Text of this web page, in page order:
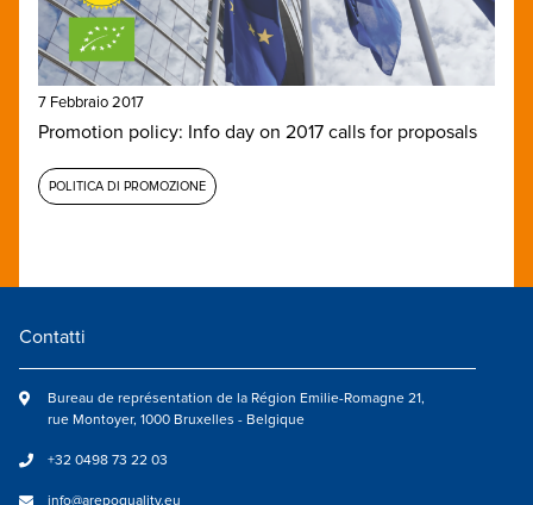
7 Febbraio 2017
Promotion policy: Info day on 2017 calls for proposals
POLITICA DI PROMOZIONE
Contatti
Bureau de représentation de la Région Emilie-Romagne 21,
rue Montoyer, 1000 Bruxelles - Belgique
+32 0498 73 22 03
info@arepoquality.eu